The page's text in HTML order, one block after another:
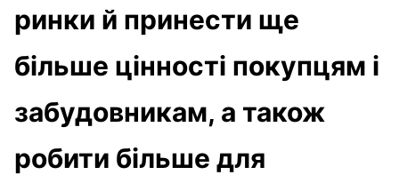
ринки й принести ще
більше цінності покупцям і
забудовникам, а також
робити більше для